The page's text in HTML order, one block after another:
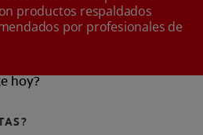
productos respaldados
por profesionales de
hoy?